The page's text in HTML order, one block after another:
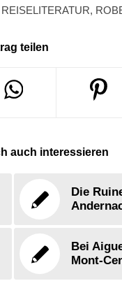
REISELITERATUR,
teilen
auch interessieren
Die
Bei
Mont-